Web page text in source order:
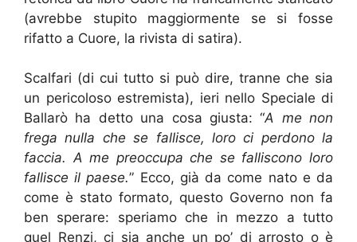
(avrebbe stupito maggiormente se si fosse
rifatto a Cuore, la rivista di satira).
Scalfari (di cui tutto si può dire, tranne che sia
un pericoloso estremista), ieri nello Speciale di
Ballarò ha detto una cosa giusta: “A me non
frega nulla che se fallisce, loro ci perdono la
faccia. A me preoccupa che se falliscono loro
fallisce il paese.” Ecco, già da come nato e da
come è stato formato, questo Governo non fa
ben sperare: speriamo che in mezzo a tutto
quel Renzi, ci sia anche un po’ di arrosto o è